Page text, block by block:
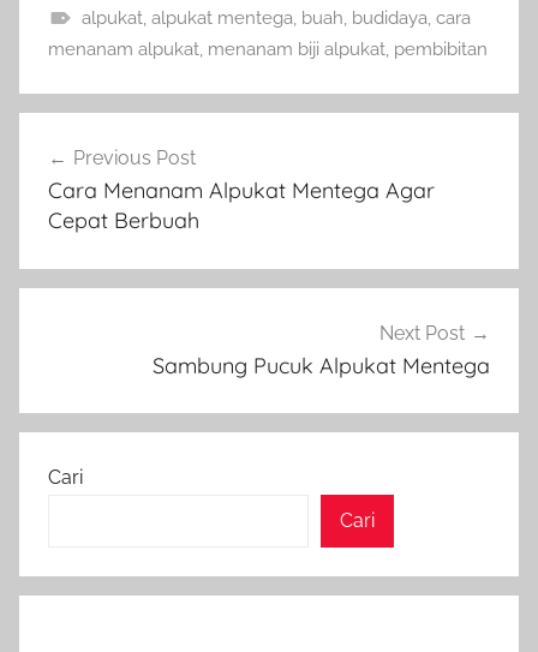
alpukat, alpukat mentega, buah, budidaya, cara
menanam alpukat, menanam biji alpukat, pembibitan
pos
Previous Post
Cara Menanam Alpukat Mentega Agar
Cepat Berbuah
Next Post
Sambung Pucuk Alpukat Mentega
Cari
Cari